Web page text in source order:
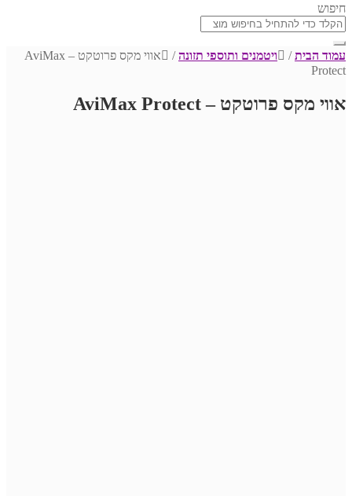
חיפוש
עמוד הבית/ ויטמנים ותוספי תזונה/
אווי מקס פרוטקט – AviMax
Protect
אווי מקס פרוטקט – AviMax Protect